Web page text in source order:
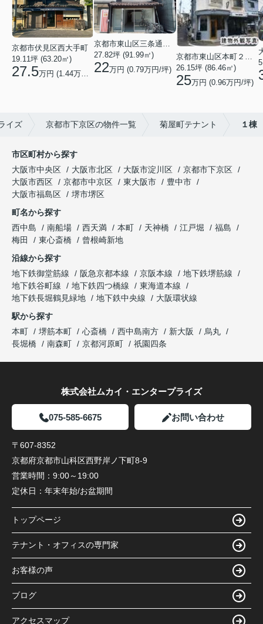
京都市伏見区西大手町
19.11坪 (63.20㎡)
27.5万円 (1.44万円/坪)
27.82坪 (91.99㎡)
22万円 (0.79万円/坪) 26.15坪 (86.46㎡)
25万円 (0.96万円/坪)
イズ 京都市下京区の物件一覧 菊屋町テナント １棟
市区町村から探す
大阪市中央区
大阪市北区 大阪市淀川区
京都市下京区
大阪市西区
京都市中京区 東大阪市
豊中市
大阪市福島区
堺市堺区
町名から探す
西中島
南船場 西天満 本町 天神橋 江戸堀
福島
梅田
東心斎橋
曾根崎新地
沿線から探す
地下鉄御堂筋線
阪急京都本線 京阪本線
地下鉄堺筋線
地下鉄谷町線
地下鉄四つ橋線
東海道本線
地下鉄長堀鶴見緑地
地下鉄中央線
大阪環状線
駅から探す
本町
堺筋本町 心斎橋 西中島南方 新大阪
烏丸
長堀橋
南森町 京都河原町 祇園四条
株式会社ムカイ・エンタープライズ
075-585-6675 お問い合わせ
〒607-8352
京都府京都市山科区西野岸ノ下町8-9
営業時間： 9:00～19:00
定休日： 年末年始/お盆期間
トップページ
テナント・オフィスの専門家
お客様の声
ブログ
アクセスマップ